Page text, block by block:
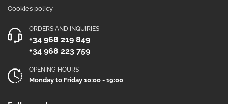
Cookies policy
ORDERS AND INQUIRIES
+34 968 219 849
+34 968 223 759
OPENING HOURS
Monday to Friday 10:00 - 19:00